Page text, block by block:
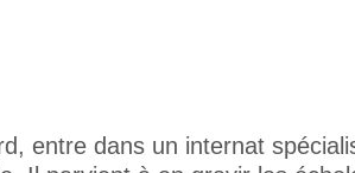
entre dans un internat